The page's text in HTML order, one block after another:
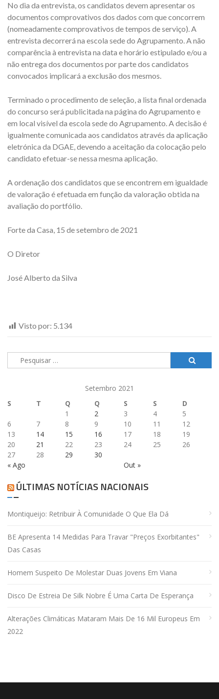
No dia da entrevista, os candidatos devem apresentar os
documentos comprovativos dos dados com que concorrem
(nomeadamente comprovativos de tempos de serviço). A
entrevista decorrerá na escola sede do Agrupamento. A não
comparência à entrevista na data e horário estipulado e/ou a
não entrega dos documentos por parte dos candidatos
convocados implicará a exclusão dos mesmos.
Terminado o procedimento de seleção, a lista final ordenada
do concurso será publicitada na página do Agrupamento e
em local visível da escola sede do Agrupamento. A decisão é
igualmente comunicada aos candidatos através da aplicação
eletrónica da DGAE, devendo a aceitação da colocação pelo
candidato efetuar-se nessa mesma aplicação.
A ordenação dos candidatos que se encontrem em igualdade
de valoração é efetuada em função da valoração obtida na
avaliação do portfólio.
Forte da Casa, 15 de setembro de 2021
O Diretor
José Alberto da Silva
Visto por: 5.134
Pesquisar
por:
Setembro 2021
S
T Q Q S S D
« Ago Out »
1 2 3 4
5
6
7 8 9 10 11
12
13
14 15 16 17 18
19
20
21 22 23 24 25
26
27
28 29 30
ÚLTIMAS NOTÍCIAS NACIONAIS
Montiqueijo: Retribuir À Comunidade O Que Ela Dá
BE Apresenta 14 Medidas Para Travar "preços Exorbitantes"
Das Casas
Homem Suspeito De Molestar Duas Jovens Em Viana
Disco De Estreia De Silk Nobre É Uma Carta De Esperança
Alterações Climáticas Mataram Mais De 16 Mil Europeus Em
2022